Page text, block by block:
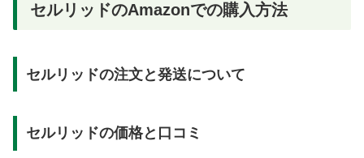
セルリッドのAmazonでの購入方法
セルリッドの注文と発送について
セルリッドの価格と口コミ